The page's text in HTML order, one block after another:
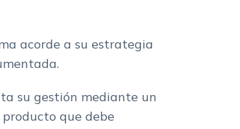
acorde a su estrategia
su gestión mediante un
que debe